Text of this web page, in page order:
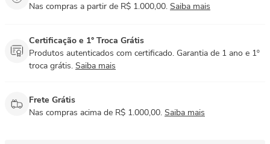
Nas compras a partir de R$ 1.000,00. Saiba mais
Certificação e 1° Troca Grátis
Produtos autenticados com certificado. Garantia de 1 ano e 1º
troca grátis. Saiba mais
Frete Grátis
Nas compras acima de R$ 1.000,00. Saiba mais